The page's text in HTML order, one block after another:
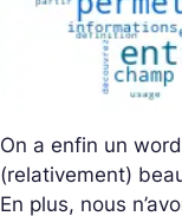
On a enfin un
(relativement)
En plus, nous